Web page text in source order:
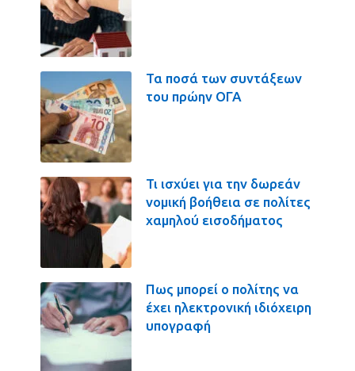
Τα ποσά των συντάξεων
του πρώην ΟΓΑ
Τι ισχύει για την δωρεάν
νομική βοήθεια σε πολίτες
χαμηλού εισοδήματος
Πως μπορεί ο πολίτης να
έχει ηλεκτρονική ιδιόχειρη
υπογραφή